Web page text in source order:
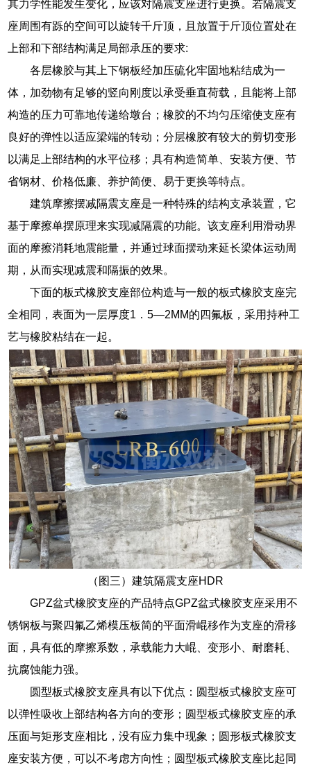
其力学性能发生变化，应该对隔震支座进行更换。若隔震支
座周围有跞的空间可以旋转千斤顶，且放置于斤顶位置处在
上部和下部结构满足局部承压的要求:
各层橡胶与其上下钢板经加压硫化牢固地粘结成为一
体，加劲物有足够的竖向刚度以承受垂直荷载，且能将上部
构造的压力可靠地传递给墩台；橡胶的不均匀压缩使支座有
良好的弹性以适应梁端的转动；分层橡胶有较大的剪切变形
以满足上部结构的水平位移；具有构造简单、安装方便、节
省钢材、价格低廉、养护简便、易于更换等特点。
建筑摩擦摆减隔震支座是一种特殊的结构支承装置，它
基于摩擦单摆原理来实现减隔震的功能。该支座利用滑动界
面的摩擦消耗地震能量，并通过球面摆动来延长梁体运动周
期，从而实现减震和隔振的效果。
下面的板式橡胶支座部位构造与一般的板式橡胶支座完
全相同，表面为一层厚度1．5—2MM的四氟板，采用持种工
艺与橡胶粘结在一起。
（图三）建筑隔震支座HDR
GPZ盆式橡胶支座的产品特点GPZ盆式橡胶支座采用不
锈钢板与聚四氟乙烯模压板简的平面滑崐移作为支座的滑移
面，具有低的摩擦系数，承载能力大崐、变形小、耐磨耗、
抗腐蚀能力强。
圆型板式橡胶支座具有以下优点：圆型板式橡胶支座可
以弹性吸收上部结构各方向的变形；圆型板式橡胶支座的承
压面与矩形支座相比，没有应力集中现象；圆形板式橡胶支
座安装方便，可以不考虑方向性；圆型板式橡胶支座比起同